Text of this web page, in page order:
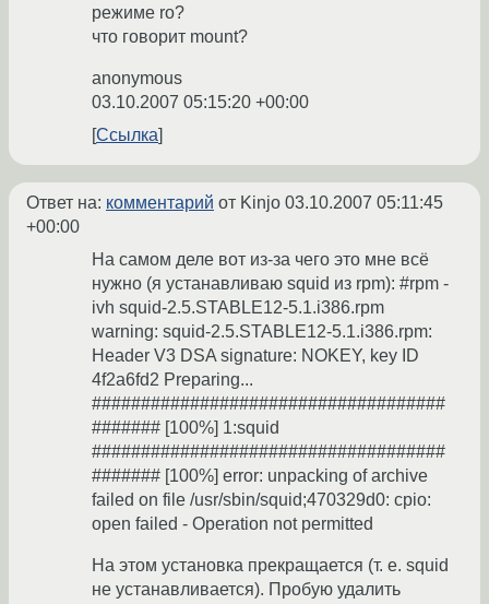
режиме ro?
что говорит mount?
anonymous
03.10.2007 05:15:20 +00:00
Ссылка
Ответ на: комментарий от Kinjo 03.10.2007 05:11:45
+00:00
На самом деле вот из-за чего это мне всё
нужно (я устанавливаю squid из rpm): #rpm -
ivh squid-2.5.STABLE12-5.1.i386.rpm
warning: squid-2.5.STABLE12-5.1.i386.rpm:
Header V3 DSA signature: NOKEY, key ID
4f2a6fd2 Preparing...
####################################
####### [100%] 1:squid
####################################
####### [100%] error: unpacking of archive
failed on file /usr/sbin/squid;470329d0: cpio:
open failed - Operation not permitted
На этом установка прекращается (т. е. squid
не устанавливается). Пробую удалить